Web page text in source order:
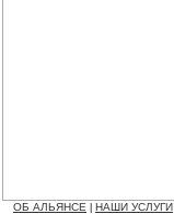
ОБ АЛЬЯНСЕ НАШИ УСЛУГИ